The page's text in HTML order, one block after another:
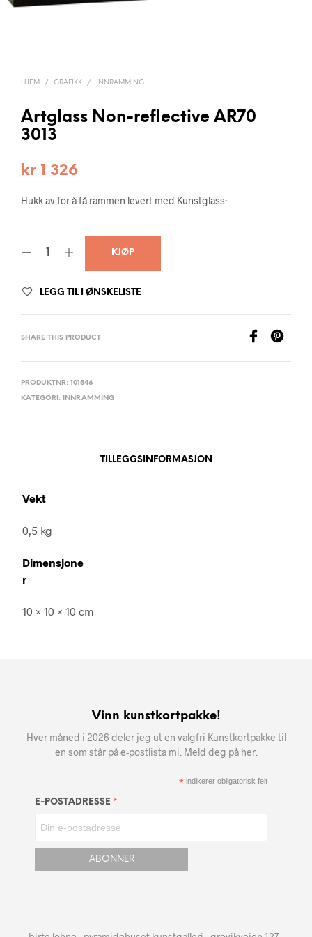
HJEM / GRAFIKK / INNRAMMING
Artglass Non-reflective AR70
3013
kr 1 326
Hukk av for å få rammen levert med Kunstglass:
KJØP
LEGG TIL I ØNSKELISTE
SHARE THIS PRODUCT
PRODUKTNR: 101546
KATEGORI:
INNRAMMING
TILLEGGSINFORMASJON
Vekt
0,5 kg
Dimensjone
r
10 × 10 × 10 cm
Vinn kunstkortpakke!
Hver måned i 2026 deler jeg ut en valgfri Kunstkortpakke til
en som står på e-postlista mi. Meld deg på her:
* indikerer obligatorisk felt
E-POSTADRESSE *